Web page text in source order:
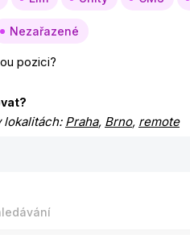
Nezařazené
pozici?
lokalitách: Praha, Brno, remote